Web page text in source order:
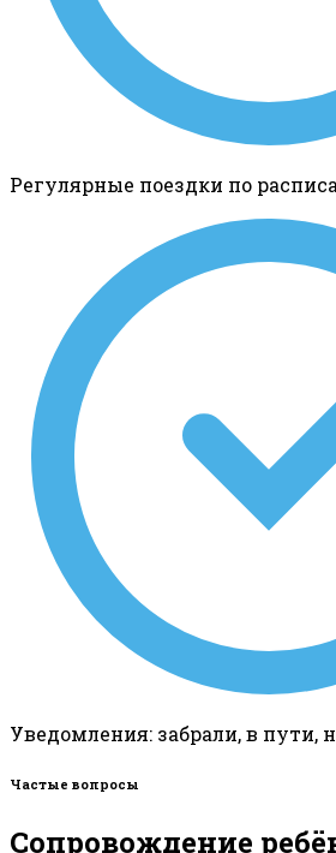
Регулярные поездки по
Уведомления: забрали, в пути,
Частые вопросы
Сопровождение